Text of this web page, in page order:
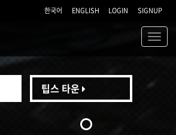
한국어 ENGLISH LOGIN SIGNUP
팁스 타운